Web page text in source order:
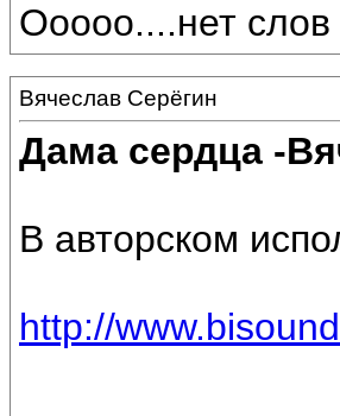
Ооооо....нет
Вячеслав Серёгин
Дама сердца -
В авторском
http://